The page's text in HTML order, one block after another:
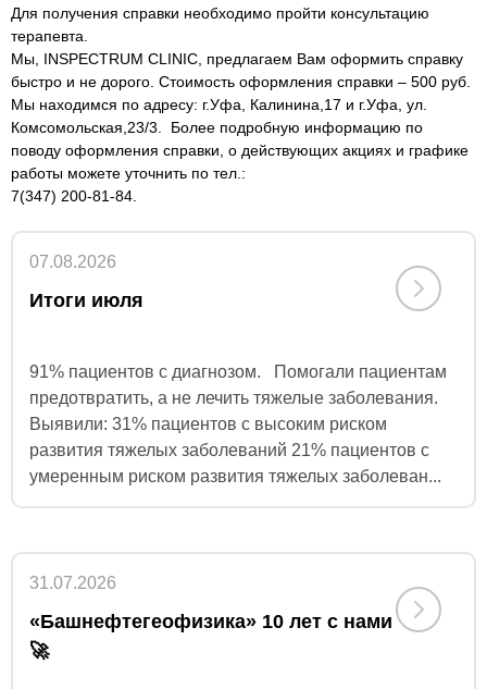
Для получения справки необходимо пройти консультацию
терапевта.
Мы, INSPECTRUM CLINIC, предлагаем Вам оформить справку
быстро и не дорого. Стоимость оформления справки – 500 руб.
Мы находимся по адресу: г.Уфа, Калинина,17 и г.Уфа, ул.
Комсомольская,23/3. Более подробную информацию по
поводу оформления справки, о действующих акциях и графике
работы можете уточнить по тел.:
7(347) 200-81-84.
07.08.2026
Итоги июля
91% пациентов с диагнозом. Помогали пациентам
предотвратить, а не лечить тяжелые заболевания.
Выявили: 31% пациентов с высоким риском
развития тяжелых заболеваний 21% пациентов с
умеренным риском развития тяжелых заболеван...
31.07.2026
«Башнефтегеофизика» 10 лет с нами
🚀